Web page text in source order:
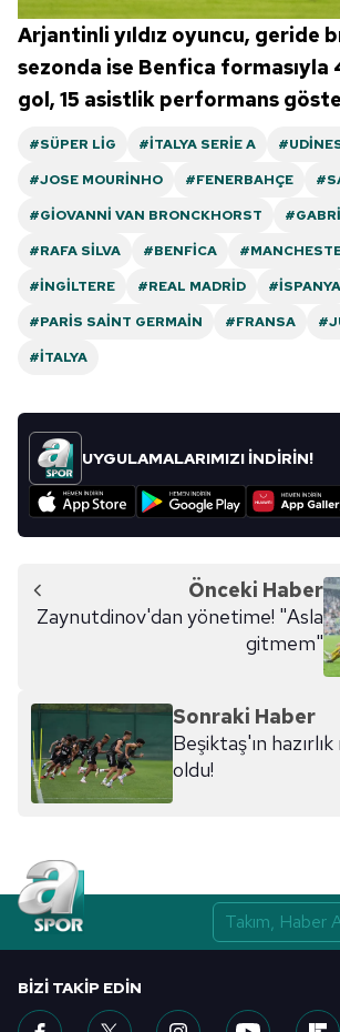
Arjantinli yıldız oyuncu, geride
sezonda ise Benfica formasıyla
gol, 15 asistlik performans
#SÜPER LIG #İTALYA SERIE A
#JOSE MOURINHO
#FENERBAHÇE
#GIOVANNI VAN BRONCKHORST
#RAFA SILVA
#BENFICA
#İNGILTERE
#REAL MADRID
#İSPANYA
#PARIS SAINT GERMAIN
#FRANSA
#İTALYA
UYGULAMALARIMIZI İNDİRİN!
Önceki Haber
Zaynutdinov'dan yönetime! "Asla
gitmem"
Sonraki Haber
Beşiktaş'ın
oldu!
BIZI TAKIP EDIN